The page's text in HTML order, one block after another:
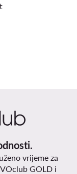
vrijeme za
GOLD i